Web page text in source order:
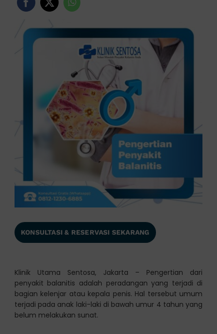
KONSULTASI & RESERVASI SEKARANG
Klinik Utama Sentosa, Jakarta – Pengertian dari
penyakit balanitis adalah peradangan yang terjadi di
bagian kelenjar atau kepala penis. Hal tersebut umum
terjadi pada anak laki-laki di bawah umur 4 tahun yang
belum melakukan sunat.